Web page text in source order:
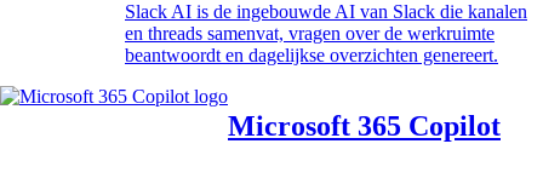
Slack AI is de ingebouwde AI van Slack die kanalen
en threads samenvat, vragen over de werkruimte
beantwoordt en dagelijkse overzichten genereert.
Microsoft 365 Copilot